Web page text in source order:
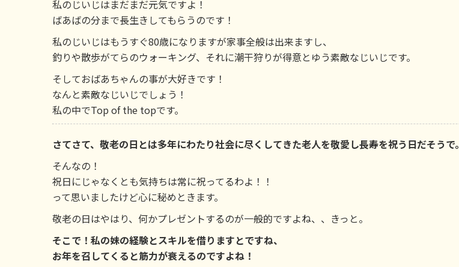
私のじいじはまだまだ元気ですよ！
ばあばの分まで長生きしてもらうのです！
私のじいじはもうすぐ80歳になりますが家事全般は出来ますし、
釣りや散歩がてらのウォーキング、それに潮干狩りが得意とゆう素敵なじいじです。
そしておばあちゃんの事が大好きです！
なんと素敵なじいじでしょう！
私の中でTop of the topです。
さてさて、敬老の日とは多年にわたり社会に尽くしてきた老人を敬愛し長寿を祝う日だそうで。
そんなの！
祝日にじゃなくとも気持ちは常に祝ってるわよ！！
って思いましたけど心に秘めときます。
敬老の日はやはり、何かプレゼントするのが一般的ですよね、、きっと。
そこで！私の妹の経験とスキルを借りますとですね、
お年を召してくると筋力が衰えるのですよね！